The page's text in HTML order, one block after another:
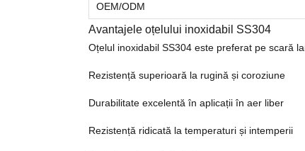
OEM/ODM
Avantajele oțelului inoxidabil SS304
Oțelul inoxidabil SS304 este preferat pe scară
Rezistență superioară la rugină și coroziune
Durabilitate excelentă în aplicații în aer liber
Rezistență ridicată la temperaturi și intemperii